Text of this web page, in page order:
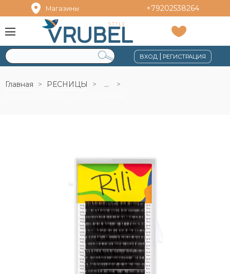
Магазины +79202538264
ВХОД |РЕГИСТРАЦИЯ
Главная РЕСНИЦЫ
...